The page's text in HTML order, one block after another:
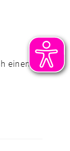
einem